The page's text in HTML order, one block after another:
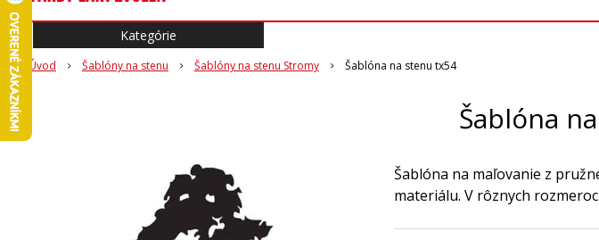
Úvod Šablóny na stenu Šablóny na stenu Stromy Šablóna na stenu tx54
Šablóna
Šablóna na maľovanie z
materiálu. V rôznych
Kategórie